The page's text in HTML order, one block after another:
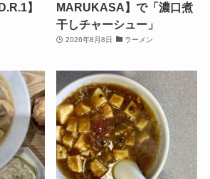
】
MARUKASA】で「濃口煮
干しチャーシュー」
2026年8月8日 ラーメン